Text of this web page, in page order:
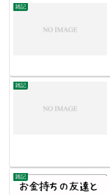
雑記
雑記
雑記